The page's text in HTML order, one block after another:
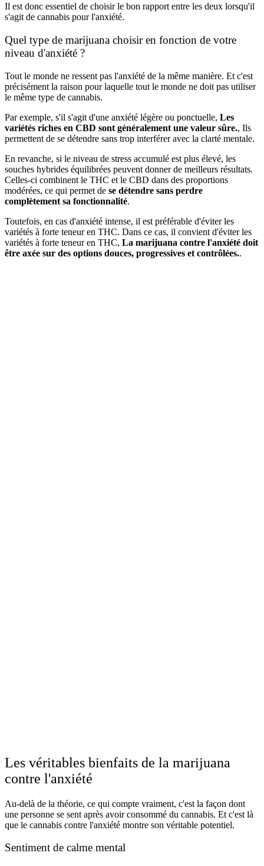
Il est donc essentiel de choisir le bon rapport entre les deux lorsqu'il
s'agit de cannabis pour l'anxiété.
Quel type de marijuana choisir en fonction de votre
niveau d'anxiété ?
Tout le monde ne ressent pas l'anxiété de la même manière. Et c'est
précisément la raison pour laquelle tout le monde ne doit pas utiliser
le même type de cannabis.
Par exemple, s'il s'agit d'une anxiété légère ou ponctuelle, Les
variétés riches en CBD sont généralement une valeur sûre., Ils
permettent de se détendre sans trop interférer avec la clarté mentale.
En revanche, si le niveau de stress accumulé est plus élevé, les
souches hybrides équilibrées peuvent donner de meilleurs résultats.
Celles-ci combinent le THC et le CBD dans des proportions
modérées, ce qui permet de se détendre sans perdre
complètement sa fonctionnalité.
Toutefois, en cas d'anxiété intense, il est préférable d'éviter les
variétés à forte teneur en THC. Dans ce cas, il convient d'éviter les
variétés à forte teneur en THC, La marijuana contre l'anxiété doit
être axée sur des options douces, progressives et contrôlées..
Les véritables bienfaits de la marijuana
contre l'anxiété
Au-delà de la théorie, ce qui compte vraiment, c'est la façon dont
une personne se sent après avoir consommé du cannabis. Et c'est là
que le cannabis contre l'anxiété montre son véritable potentiel.
Sentiment de calme mental